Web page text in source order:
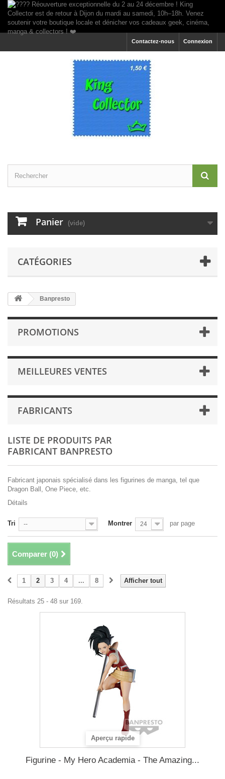
Connexion
Contactez-nous
Panier (vide)
CATÉGORIES
Banpresto
PROMOTIONS
MEILLEURES VENTES
FABRICANTS
LISTE DE PRODUITS PAR
FABRICANT BANPRESTO
Fabricant japonais spécialisé dans les figurines de manga, tel que
Dragon Ball, One Piece, etc.
Détails
Tri -- Montrer 24 par page
Comparer (0)
Afficher tout
1 2 3 4 ... 8
Résultats 25 - 48 sur 169.
Aperçu rapide
Figurine - My Hero Academia - The Amazing...